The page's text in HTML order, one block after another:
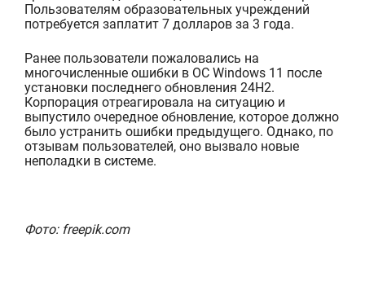
Пользователям образовательных учреждений
потребуется заплатит7 долларовза 3 года.
Ранее пользователи пожаловались на
многочисленные ошибки в ОС Windows 11 после
установки последнего обновления 24H2.
Корпорация отреагировала на ситуацию и
выпустило очередное обновление, которое должно
было устранить ошибки предыдущего. Однако, по
отзывам пользователей, оно вызвало новые
неполадки в системе.
Фото: freepik.com